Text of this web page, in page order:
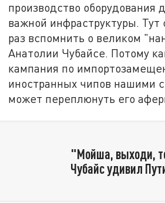
производство оборудования
важной инфраструктуры.
раз вспомнить о великом
Анатолии Чубайсе. Потому
кампания по
иностранных чипов нашими
может переплюнуть его
"Мойша, выходи,
Чубайс удивил